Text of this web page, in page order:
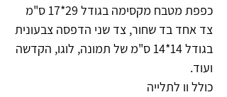
כפפת מטבח מקסימה בגודל 29*17 ס"מ
צד אחד בד שחור, צד שני הדפסה צבעונית
בגודל 14*14 ס"מ של תמונה, לוגו, הקדשה
ועוד.
כולל וו לתלייה